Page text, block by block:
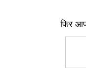
फिर